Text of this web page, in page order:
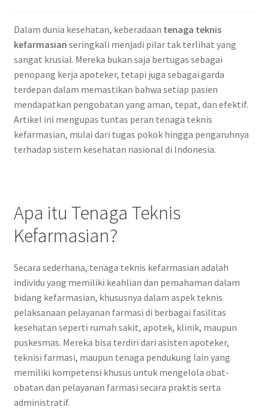
Dalam dunia kesehatan, keberadaan tenaga teknis
kefarmasian seringkali menjadi pilar tak terlihat yang
sangat krusial. Mereka bukan saja bertugas sebagai
penopang kerja apoteker, tetapi juga sebagai garda
terdepan dalam memastikan bahwa setiap pasien
mendapatkan pengobatan yang aman, tepat, dan efektif.
Artikel ini mengupas tuntas peran tenaga teknis
kefarmasian, mulai dari tugas pokok hingga pengaruhnya
terhadap sistem kesehatan nasional di Indonesia.
Apa itu Tenaga Teknis
Kefarmasian?
Secara sederhana, tenaga teknis kefarmasian adalah
individu yang memiliki keahlian dan pemahaman dalam
bidang kefarmasian, khususnya dalam aspek teknis
pelaksanaan pelayanan farmasi di berbagai fasilitas
kesehatan seperti rumah sakit, apotek, klinik, maupun
puskesmas. Mereka bisa terdiri dari asisten apoteker,
teknisi farmasi, maupun tenaga pendukung lain yang
memiliki kompetensi khusus untuk mengelola obat-
obatan dan pelayanan farmasi secara praktis serta
administratif.